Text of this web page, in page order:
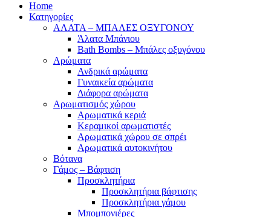
Home
Κατηγορίες
ΑΛΑΤΑ – ΜΠΑΛΕΣ ΟΞΥΓΟΝΟΥ
Άλατα Μπάνιου
Bath Bombs – Μπάλες οξυγόνου
Αρώματα
Ανδρικά αρώματα
Γυναικεία αρώματα
Διάφορα αρώματα
Αρωματισμός χώρου
Αρωματικά κεριά
Kεραμικοί αρωματιστές
Αρωματικά χώρου σε σπρέι
Aρωματικά αυτοκινήτου
Βότανα
Γάμος – Βάφτιση
Προσκλητήρια
Προσκλητήρια βάφτισης
Προσκλητήρια γάμου
Μπομπονιέρες